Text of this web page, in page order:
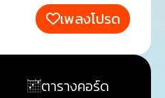
เพลงโปรด
ตารางคอร์ด